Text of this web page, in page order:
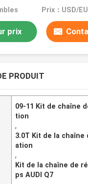
prix
PRODUIT
09-11 Kit de chaîne
tion
,
3.0T Kit de la chaîne
ation
,
Kit de la chaîne de
ps AUDI Q7